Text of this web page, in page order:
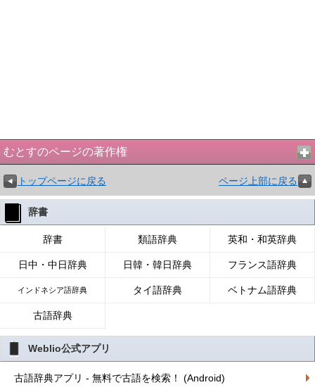
むとすのページの著作権
トップページに戻る ページ上部に戻る
辞書
辞書 類語辞典 英和・和英辞典
日中・中日辞典 日韓・韓日辞典 フランス語辞典
インドネシア語辞典 タイ語辞典 ベトナム語辞典
古語辞典
Weblio公式アプリ
古語辞典アプリ - 無料で古語を検索！ (Android)